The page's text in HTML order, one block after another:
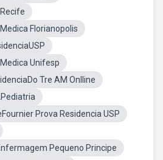
Florianopolis
Unifesp
Tre AM Onlline
Prova Residencia USP
Pequeno Principe